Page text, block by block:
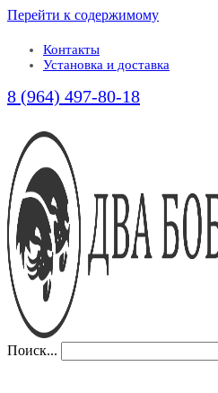
Перейти к содержимому
Контакты
Установка и доставка
8 (964) 497-80-18
Поиск...